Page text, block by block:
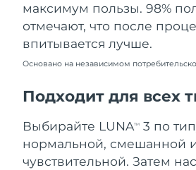
максимум пользы. 98%
отмечают, что после
впитывается лучше.
Основано на независимом
Подходит для всех
Выбирайте LUNATM
3 по
нормальной, смешанной
чувствительной. Затем
ОАЭ
Великобритания
Соединенные
Штаты
Узбекистан